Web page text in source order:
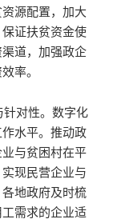
源配置，加大
证扶贫资金使
道，加强政企
率。
对性。数字化
水平。推动政
与贫困村在平
现民营企业与
地政府及时梳
需求的企业适